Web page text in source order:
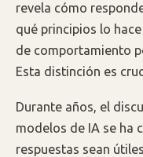
revela cómo
qué principios lo
de comportamiento
Esta distinción es
Durante años, el
modelos de IA se ha
respuestas sean